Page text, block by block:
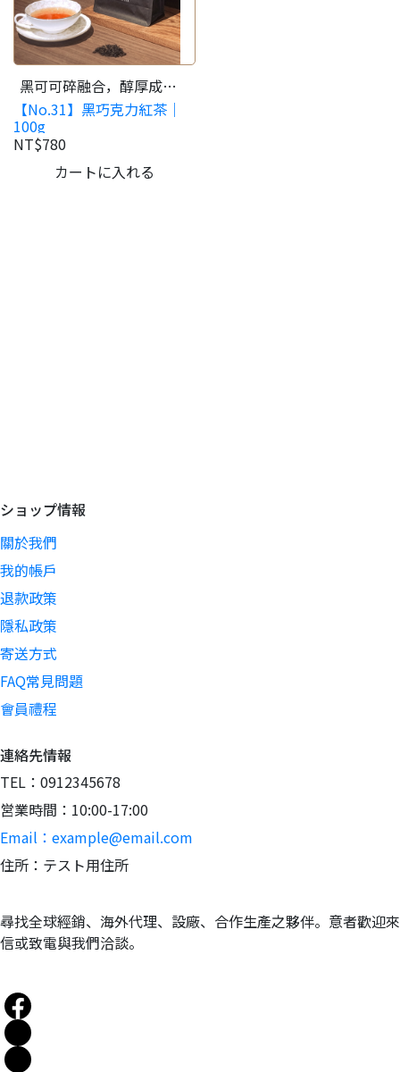
黑可可碎融合，醇厚成熟
口感！
【No.31】黑巧克力紅茶｜
100g
NT$780
カートに入れる
ショップ情報
關於我們
我的帳戶
退款政策
隱私政策
寄送方式
FAQ常見問題
會員禮程
連絡先情報
TEL：0912345678
営業時間：10:00-17:00
Email：example@email.com
住所：テスト用住所
尋找全球經銷、海外代理、設廠、合作生產之夥伴。意者歡迎來
信或致電與我們洽談。